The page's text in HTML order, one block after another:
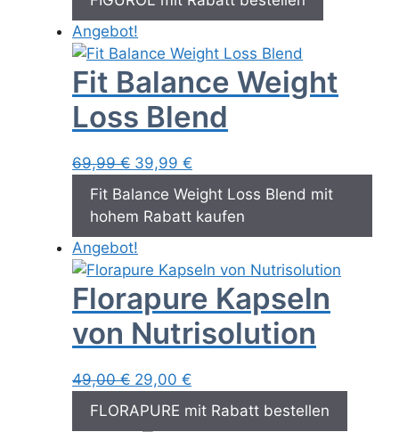
59,95 €
Angebot!
Fit Balance Weight
Loss Blend
69,99€ Ursprünglicher
war:
39,99 €
Preis
ist:
Fit Balance Weight Loss Blend mit
hohem Rabatt kaufen
Angebot!
Florapure Kapseln
von Nutrisolution
49,00€ Ursprünglicher
Preis
29,00 €
Preis
FLORAPURE mit Rabatt bestellen